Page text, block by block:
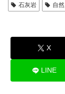
b
o
d
n
石灰岩 自然
X
LINE